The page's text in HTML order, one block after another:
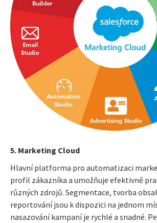
5. Marketing Cloud
Hlavní platforma pro automatizaci
profil zákazníka a umožňuje efektivně
různých zdrojů. Segmentace, tvorba
reportování jsou k dispozici na jednom
nasazování kampaní je rychlé a snadné.